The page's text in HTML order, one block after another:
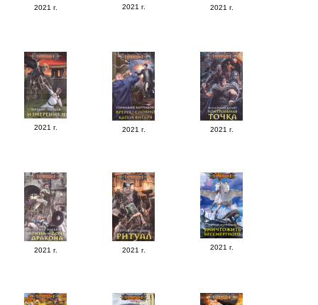
2021 г. 2021 г. 2021 г.
2021 г. 2021 г. 2021 г.
2021 г. 2021 г. 2021 г.